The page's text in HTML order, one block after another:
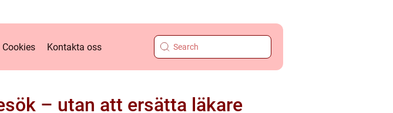
Cookies Kontakta oss
– utan att ersätta läkare